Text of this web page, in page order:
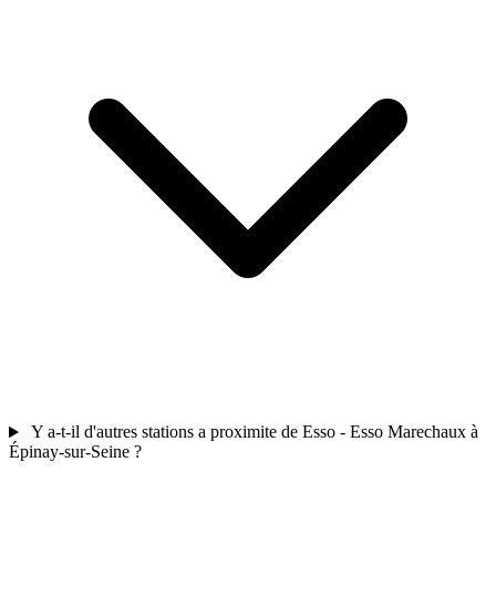
Y a-t-il d'autres stations a proximite de Esso - Esso Marechaux à
Épinay-sur-Seine ?